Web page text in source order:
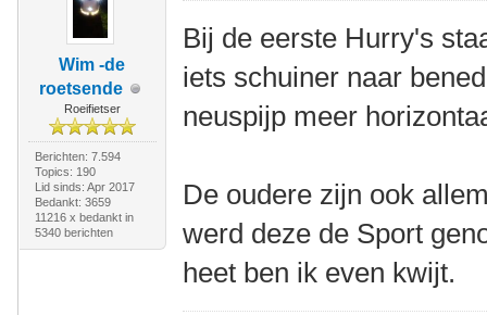
Wim -de
roetsende
Roeifietser
Berichten: 7.594
Topics: 190
Lid sinds: Apr 2017
Bedankt: 3659
11216 x bedankt in
5340 berichten
Bij de eerste Hurry's
iets schuiner naar
neuspijp meer
De oudere zijn ook
werd deze de Sport
heet ben ik even kwijt.